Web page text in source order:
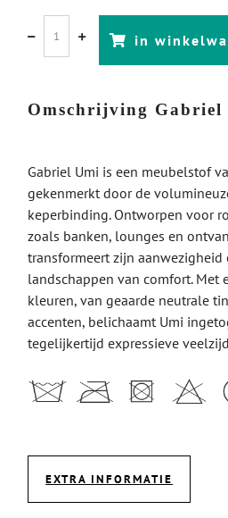
in
Omschrijving Gabriel
Gabriel Umi is een meubelstof
gekenmerkt door de
keperbinding. Ontworpen voor
zoals banken, lounges en
transformeert zijn
landschappen van comfort. Met
kleuren, van geaarde neutrale
accenten, belichaamt Umi
tegelijkertijd expressieve
EXTRA INFORMATIE